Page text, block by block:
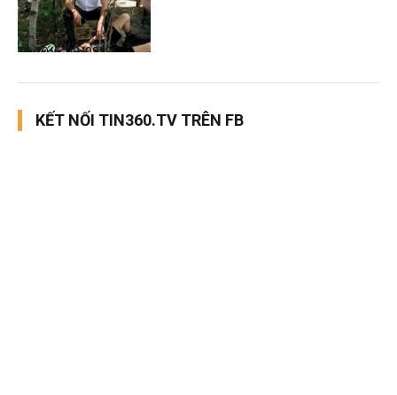
Thời sự
08/08/26, 13:10
KẾT NỐI TIN360.TV TRÊN FB